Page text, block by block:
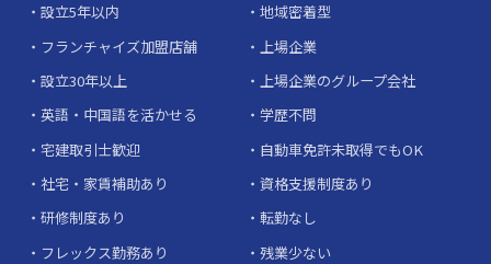
設立5年以内
地域密着型
フランチャイズ加盟店舗
上場企業
設立30年以上
上場企業のグループ会社
英語・中国語を活かせる
学歴不問
宅建取引士歓迎
自動車免許未取得でもOK
社宅・家賃補助あり
資格支援制度あり
研修制度あり
転勤なし
フレックス勤務あり
残業少ない